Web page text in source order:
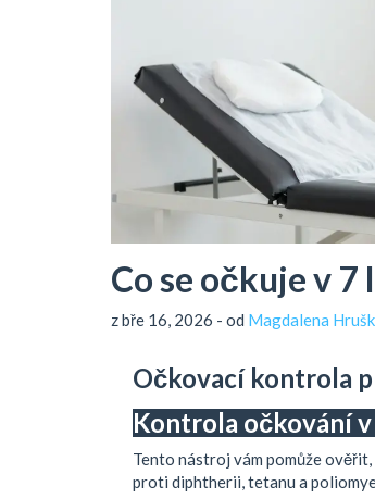
Co se očkuje v 7
z bře 16, 2026 - od Magdalena
Očkovací kontrola
Kontrola očkování
Tento nástroj vám pomůže
proti diphtherii, tetanu a